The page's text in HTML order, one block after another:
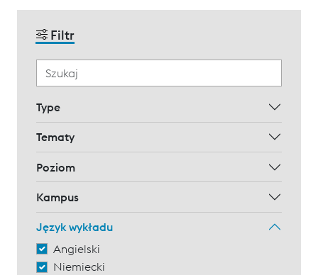
Filtr
Type
Tematy
Poziom
Kampus
Język wykładu
Angielski
Niemiecki